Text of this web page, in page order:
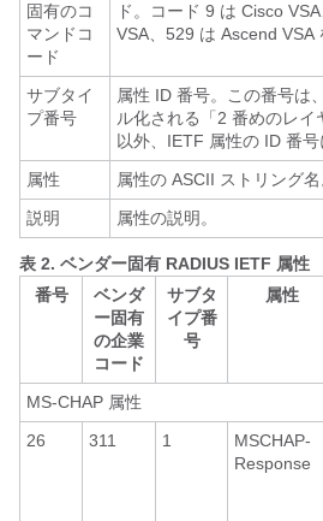
固有のコ
マンドコ
ード
ド。コード 9 は Cisco
VSA、529 は Ascend VSA
サブタイ
プ番号
属性 ID 番号。この番号は
ル化される「2 番めのレイ
以外、IETF 属性の ID 番号
属性
属性の ASCII ストリング名
説明
属性の説明。
表 2. ベンダー固有 RADIUS IETF 属性
番号
ベンダ
ー固有
の企業
コード
サブタ
イプ番
号
属性
MS-CHAP 属性
26
311 1
MSCHAP-
Response